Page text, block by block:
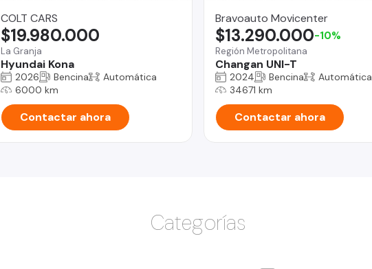
COLT CARS
La Granja
Hyundai Kona
$19.980.000
2026 Bencina
Automática
6000 km
Contactar ahora
Bravoauto Movicenter
Región Metropolitana
Changan UNI-T
$13.290.000-10%
2024 Bencina
Automática
34671 km
Contactar ahora
Categorías